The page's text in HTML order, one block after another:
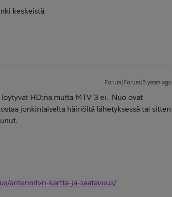
keskeistä.
Forum|Forum|5 years ago
HD:na mutta MTV 3 ei. Nuo ovat
jonkinlaiselta häiriöltä lähetyksessä tai sitten
antennitvn-kartta-ja-saatavuus/